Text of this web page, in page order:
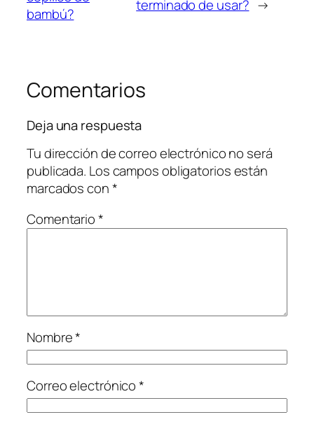
bambú?
terminado de usar? →
Comentarios
Deja una respuesta
Tu dirección de correo electrónico no será
publicada. Los campos obligatorios están
marcados con*
Comentario*
Nombre*
Correo electrónico*